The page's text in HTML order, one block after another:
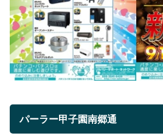
パーラー甲子園南郷通